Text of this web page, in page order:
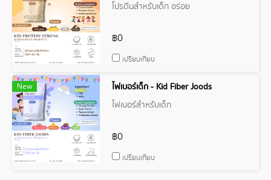
โปรตีนสำหรับเด็ก อร่อย
฿0
เปรียบเทียบ
New
ไฟเบอร์เด็ก - Kid Fiber Joods
ไฟเบอร์สำหรับเด็ก
฿0
เปรียบเทียบ